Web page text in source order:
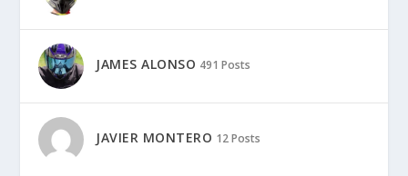
JAMES ALONSO 491 Posts
JAVIER MONTERO 12 Posts